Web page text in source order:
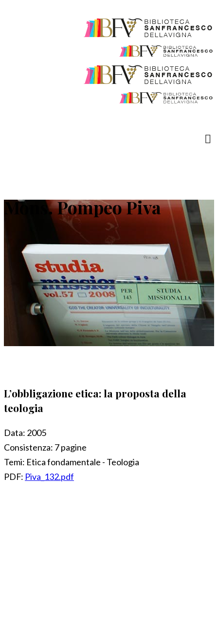
Mons. Pompeo Piva
L’obbligazione etica: la proposta della
teologia
Data: 2005
Consistenza: 7 pagine
Temi: Etica fondamentale - Teologia
PDF: Piva_132.pdf